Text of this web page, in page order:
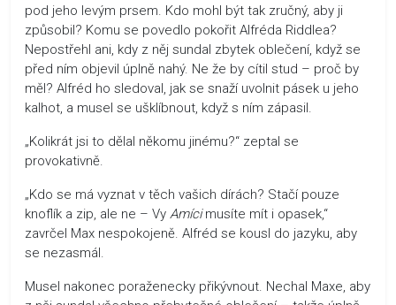
pod jeho levým prsem. Kdo mohl být tak zručný, aby ji
způsobil? Komu se povedlo pokořit Alfréda Riddlea?
Nepostřehl ani, kdy z něj sundal zbytek oblečení, když se
před ním objevil úplně nahý. Ne že by cítil stud – proč by
měl? Alfréd ho sledoval, jak se snaží uvolnit pásek u jeho
kalhot, a musel se ušklíbnout, když s ním zápasil.
„Kolikrát jsi to dělal někomu jinému?“ zeptal se
provokativně.
„Kdo se má vyznat v těch vašich dírách? Stačí pouze
knoflík a zip, ale ne – Vy Amícimusíte mít i opasek,“
zavrčel Max nespokojeně. Alfréd se kousl do jazyku, aby
se nezasmál.
Musel nakonec poraženecky přikývnout. Nechal Maxe, aby